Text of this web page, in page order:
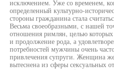
исключением. Уже со временем,
определенный культурно-
стороны гражданина стала
Весьма своеобразными, с нашей
отношения римлян, целью которых
и продолжение рода, а
потребностей мужчины очень
привлечения супруги. Женщина
вытеснена из сферы сексуальных